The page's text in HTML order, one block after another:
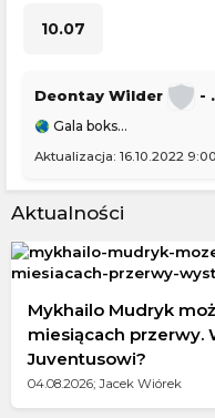
10.07
Deontay Wilder -
Gala boksu dzisiaj
Aktualizacja: 16.10.2022 9:00
Aktualności
Mykhailo Mudryk
miesiącach przerwy.
Juventusowi?
04.08.2026; Jacek Wiórek